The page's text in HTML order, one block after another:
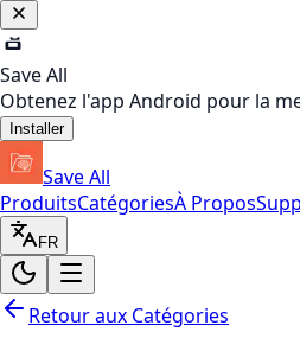
Save All
Obtenez l'app Android pour la
Installer
Save All
ProduitsCatégoriesÀ Propos
FR
Retour aux Catégories